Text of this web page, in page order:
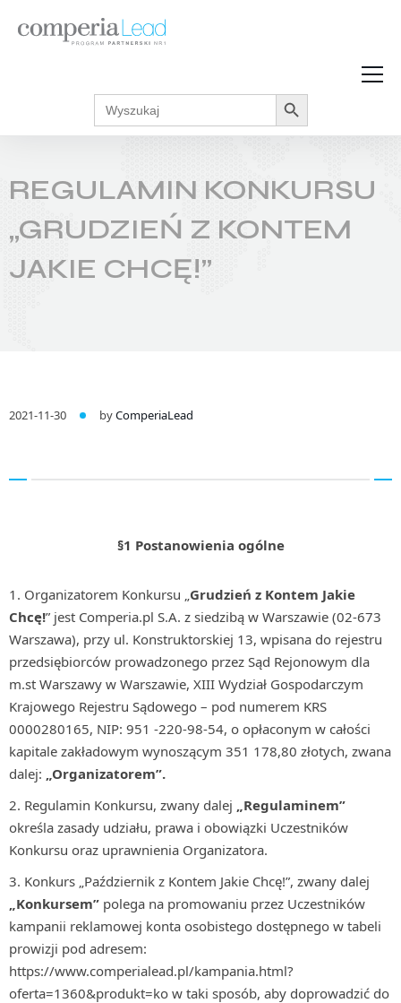
Strefa Wiedzy
Akcje promocyjne
Regulaminy
Search
for:
Search Button
REGULAMIN KONKURSU
„GRUDZIEŃ Z KONTEM
JAKIE CHCĘ!”
2021-11-30 byComperiaLead
§1 Postanowienia ogólne
Organizatorem Konkursu „Grudzień z Kontem Jakie
Chcę!” jest Comperia.pl S.A. z siedzibą w Warszawie (02-673
Warszawa), przy ul. Konstruktorskiej 13, wpisana do rejestru
przedsiębiorców prowadzonego przez Sąd Rejonowym dla
m.st Warszawy w Warszawie, XIII Wydział Gospodarczym
Krajowego Rejestru Sądowego – pod numerem KRS
0000280165, NIP: 951 -220-98-54, o opłaconym w całości
kapitale zakładowym wynoszącym 351 178,80 złotych, zwana
dalej: „Organizatorem”.
Regulamin Konkursu, zwany dalej „Regulaminem”
określa zasady udziału, prawa i obowiązki Uczestników
Konkursu oraz uprawnienia Organizatora.
Konkurs „Październik z Kontem Jakie Chcę!”, zwany dalej
„Konkursem” polega na promowaniu przez Uczestników
kampanii reklamowej konta osobistego dostępnego w tabeli
prowizji pod adresem:
https://www.comperialead.pl/kampania.html?
oferta=1360&produkt=ko w taki sposób, aby doprowadzić do